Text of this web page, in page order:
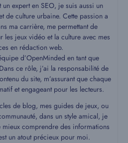
un expert en SEO, je suis aussi un
de culture urbaine. Cette passion a
ma carrière, me permettant de
jeux vidéo et la culture avec mes
en rédaction web.
d’OpenMinded en tant que
ce rôle, j’ai la responsabilité de
du site, m’assurant que chaque
et engageant pour les lecteurs.
de blog, mes guides de jeux, ou
dans un style amical, je
mieux comprendre des informations
un atout précieux pour moi.